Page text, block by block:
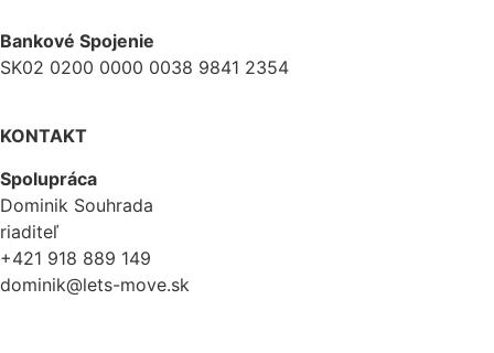
Bankové Spojenie
SK02 0200 0000 0038 9841 2354
KONTAKT
Spolupráca
Dominik Souhrada
riaditeľ
+421 918 889 149
dominik@lets-move.sk